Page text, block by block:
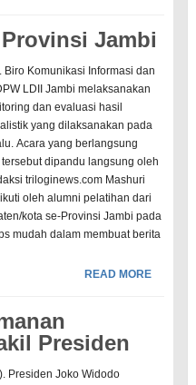
Jambi
Biro Komunikasi Informasi dan
LDII Jambi melaksanakan
dan evaluasi hasil
yang dilaksanakan pada
Acara yang berlangsung
dipandu langsung oleh
triloginews.com Mashuri
oleh alumni pelatihan dari
kota se-Provinsi Jambi pada
mudah dalam membuat berita
READ MORE
Presiden
Presiden Joko Widodo